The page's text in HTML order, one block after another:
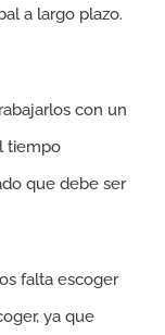
a largo plazo.
con un
tiempo
que debe ser
falta escoger
ya que